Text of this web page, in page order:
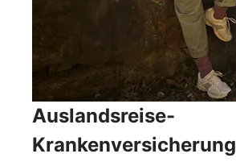
Auslandsreise-
Krankenversicherung